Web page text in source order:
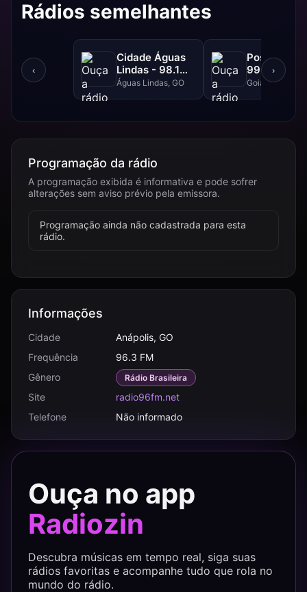
Rádios semelhantes
‹
Cidade Águas
Lindas - 98.1
FM
Águas Lindas, GO
Positiva
99.1 FM
Goiânia, GO
›
Programação da rádio
A programação exibida é informativa e pode sofrer
alterações sem aviso prévio pela emissora.
Programação ainda não cadastrada para esta
rádio.
Informações
Cidade
Anápolis, GO
Frequência
96.3 FM
Gênero
Rádio Brasileira
Site
radio96fm.net
Telefone
Não informado
Ouça no app
Radiozin
Descubra músicas em tempo real, siga suas
rádios favoritas e acompanhe tudo que rola no
mundo do rádio.